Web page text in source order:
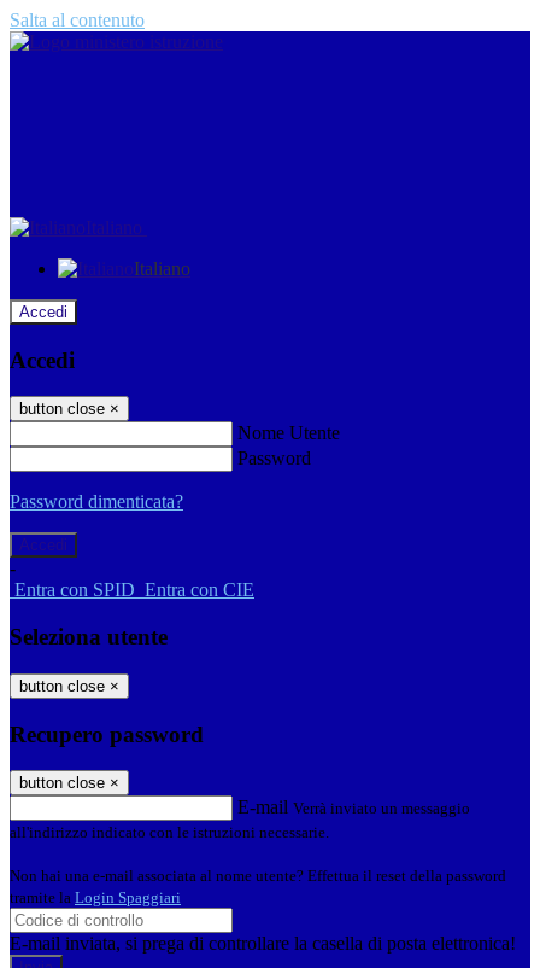
Salta al contenuto
Italiano
Italiano
Accedi
Accedi
button close ×
Nome Utente
Password
Password dimenticata?
-
Entra con SPID Entra con CIE
Seleziona utente
button close ×
Recupero password
button close ×
E-mail Verrà inviato un messaggio
all'indirizzo indicato con le istruzioni necessarie.
Non hai una e-mail associata al nome utente? Effettua il reset della password
tramite la Login Spaggiari
E-mail inviata, si prega di controllare la casella di posta elettronica!